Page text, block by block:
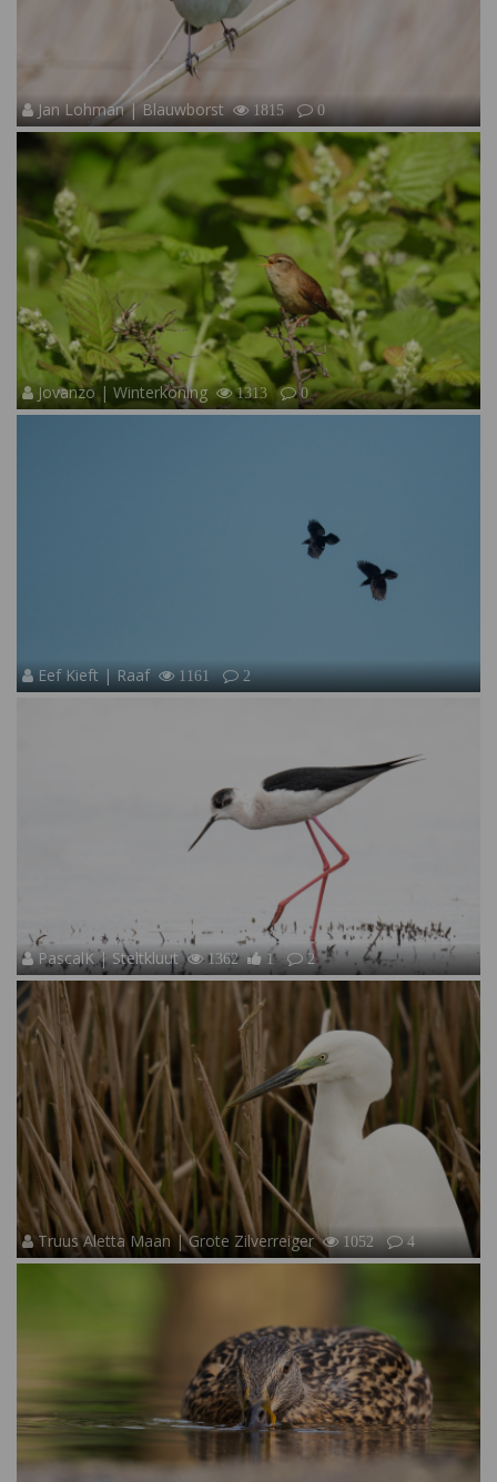
Jan Lohman | Blauwborst 1815 0
Jovanzo | Winterkoning 1313 0
Eef Kieft | Raaf 1161 2
PascalK | Steltkluut 1362 1 2
Truus Aletta Maan | Grote Zilverreiger 1052 4